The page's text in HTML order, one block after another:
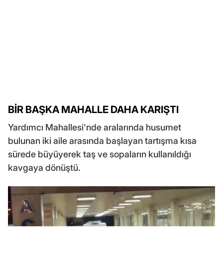
BİR BAŞKA MAHALLE DAHA KARIŞTI
Yardımcı Mahallesi'nde aralarında husumet
bulunan iki aile arasında başlayan tartışma kısa
sürede büyüyerek taş ve sopaların kullanıldığı
kavgaya dönüştü.